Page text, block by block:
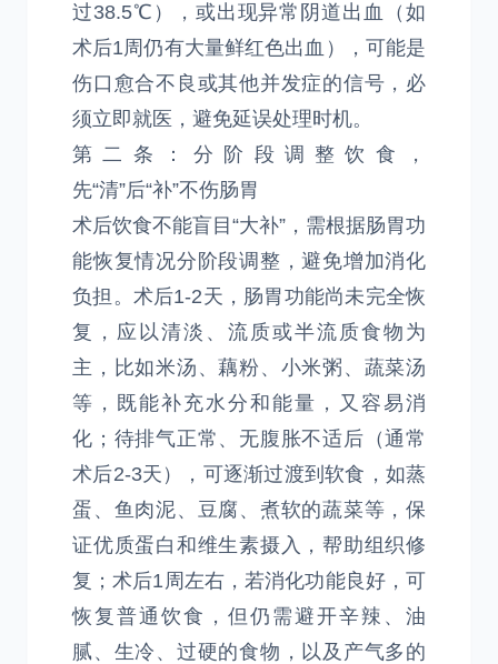
过38.5℃），或出现异常阴道出血（如
术后1周仍有大量鲜红色出血），可能是
伤口愈合不良或其他并发症的信号，必
须立即就医，避免延误处理时机。
第二条：分阶段调整饮食，
先“清”后“补”不伤肠胃
术后饮食不能盲目“大补”，需根据肠胃功
能恢复情况分阶段调整，避免增加消化
负担。术后1-2天，肠胃功能尚未完全恢
复，应以清淡、流质或半流质食物为
主，比如米汤、藕粉、小米粥、蔬菜汤
等，既能补充水分和能量，又容易消
化；待排气正常、无腹胀不适后（通常
术后2-3天），可逐渐过渡到软食，如蒸
蛋、鱼肉泥、豆腐、煮软的蔬菜等，保
证优质蛋白和维生素摄入，帮助组织修
复；术后1周左右，若消化功能良好，可
恢复普通饮食，但仍需避开辛辣、油
腻、生冷、过硬的食物，以及产气多的